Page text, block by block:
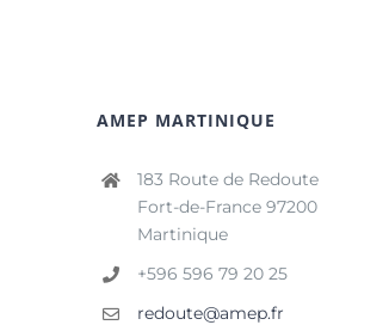
AMEP MARTINIQUE
183 Route de Redoute
Fort-de-France 97200
Martinique
+596 596 79 20 25
redoute@amep.fr